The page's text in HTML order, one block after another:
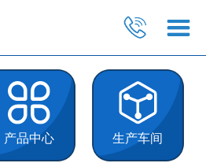
产品中心 生产车间